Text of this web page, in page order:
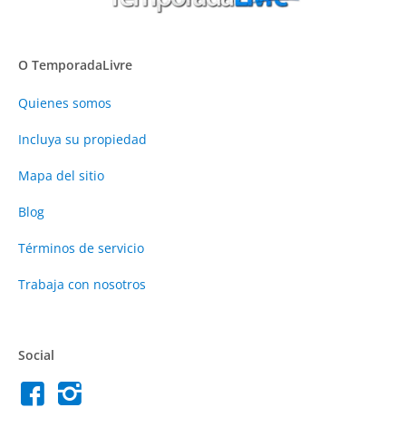
O TemporadaLivre
Quienes somos
Incluya su propiedad
Mapa del sitio
Blog
Términos de servicio
Trabaja con nosotros
Social